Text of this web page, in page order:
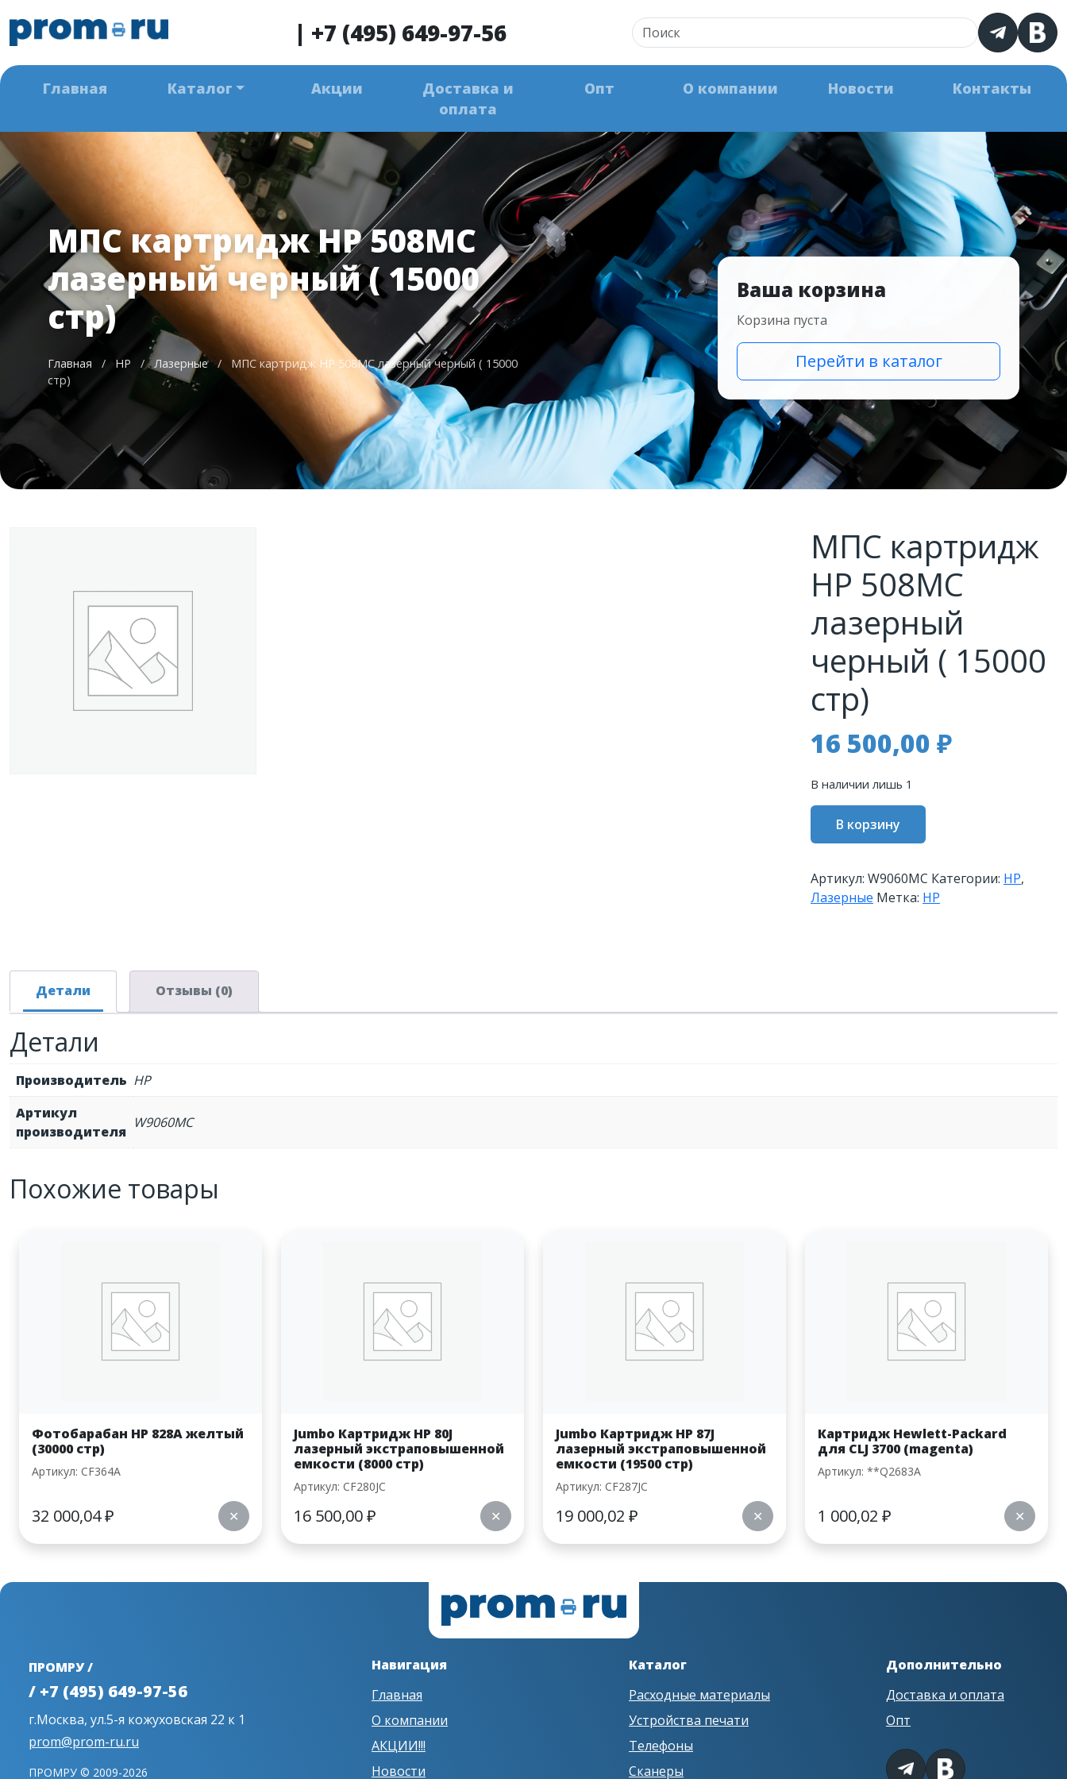
| +7 (495) 649-97-56
Главная Каталог Акции
Доставка и
оплата
Опт О компании Новости Контакты
МПС картридж HP 508MC
лазерный черный ( 15000
стр)
Главная / HP / Лазерные /
МПС картридж HP 508MC лазерный черный ( 15000
стр)
Ваша корзина
Корзина пуста
Перейти в каталог
МПС картридж
HP 508MC
лазерный
черный ( 15000
стр)
16 500,00 ₽
В наличии лишь 1
Количество
товара
картридж
HP
508MC
В корзину
Артикул: W9060MC Категории: HP,
Лазерные Метка: HP
Детали Отзывы (0)
Детали
Производитель HP
Артикул
производителя
W9060MC
Похожие товары
Фотобарабан HP 828A желтый
(30000 стр)
Артикул: CF364A
32 000,04₽ ✕
Jumbo Картридж HP 80J
лазерный экстраповышенной
емкости (8000 стр)
Артикул: CF280JC
16 500,00₽ ✕
Jumbo Картридж HP 87J
лазерный экстраповышенной
емкости (19500 стр)
Артикул: CF287JC
19 000,02 ₽ ✕
Картридж Hewlett-Packard
для CLJ 3700 (magenta)
Артикул: **Q2683A
1 000,02 ₽ ✕
ПРОМРУ /
/ +7 (495) 649-97-56
г.Москва, ул.5-я кожуховская 22 к 1
prom@prom-ru.ru
ПРОМРУ © 2009-2026
Навигация
Главная
О компании
АКЦИИ!!!
Новости
Каталог
Расходные материалы
Устройства печати
Телефоны
Сканеры
Дополнительно
Доставка и оплата
Опт